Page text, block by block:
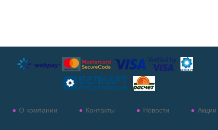
О компании Контакты Новости Акции